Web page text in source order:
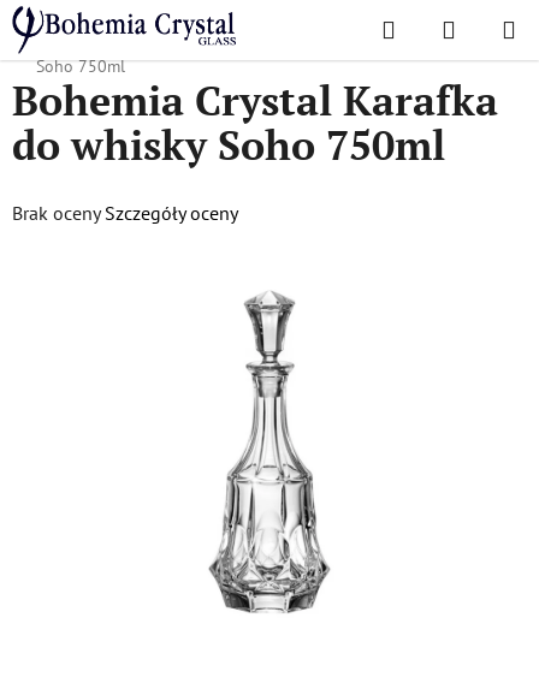
Przejść
do
treści
Szukaj KOSZYK
Home
/ Popularne kolekcje / Soho
Bohemia Crystal Karafka do whisky
Soho 750ml
Bohemia Crystal Karafka
do whisky Soho 750ml
Średnia
Brak oceny Szczegóły oceny